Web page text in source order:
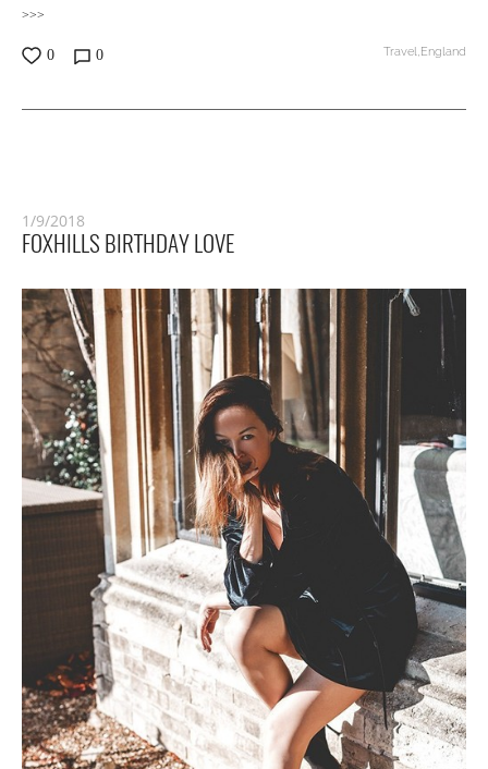
>>>
0 0 Travel,England
FOXHILLS BIRTHDAY LOVE
1/9/2018